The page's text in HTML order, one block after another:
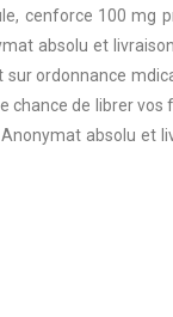
cenforce 100 mg
absolu et
ordonnance
de librer
absolu et